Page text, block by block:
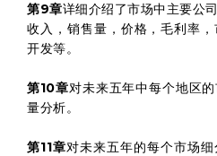
第9章详细介绍了市场中主要公
收入，销售量，价格，毛利率
开发等。
第10章对未来五年中每个地区
量分析。
第11章对未来五年的每个市场细